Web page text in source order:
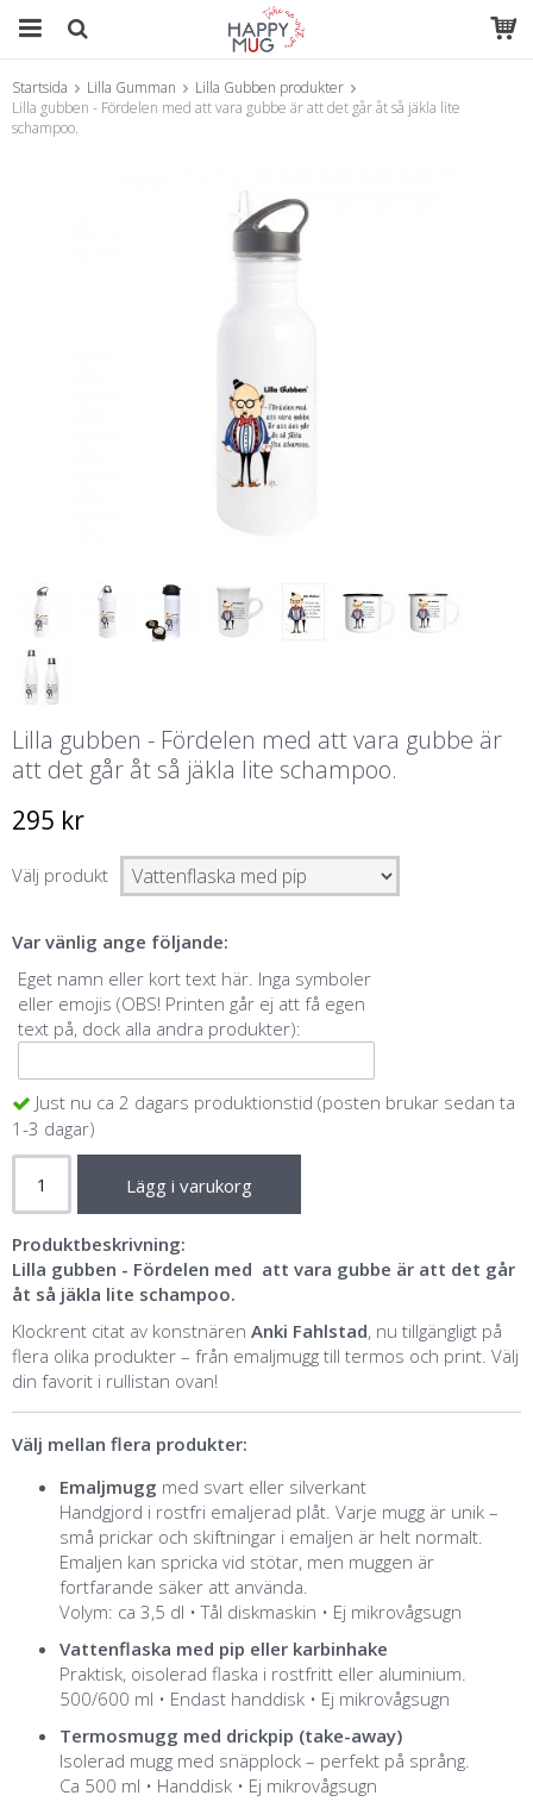
Produkten har blivit tillagd i varukorgen
Startsida Lilla Gumman
Lilla Gubben produkter
Lilla gubben - Fördelen med att vara gubbe är att det går åt så jäkla lite
schampoo.
Lilla gubben - Fördelen med att vara gubbe är
att det går åt så jäkla lite schampoo.
295 kr
Välj produkt
Var vänlig ange följande:
Eget namn eller kort text här. Inga symboler
eller emojis (OBS! Printen går ej att få egen
text på, dock alla andra produkter):
Just nu ca 2 dagars produktionstid (posten brukar sedan ta
1-3 dagar)
Lägg i varukorg
Produktbeskrivning:
Lilla gubben - Fördelen med att vara gubbe är att det går
åt så jäkla lite schampoo.
Klockrent citat av konstnären Anki Fahlstad, nu tillgängligt på
flera olika produkter – från emaljmugg till termos och print. Välj
din favorit i rullistan ovan!
Välj mellan flera produkter:
Emaljmugg med svart eller silverkant
Handgjord i rostfri emaljerad plåt. Varje mugg är unik –
små prickar och skiftningar i emaljen är helt normalt.
Emaljen kan spricka vid stötar, men muggen är
fortfarande säker att använda.
Volym: ca 3,5 dl • Tål diskmaskin • Ej mikrovågsugn
Vattenflaska med pip eller karbinhake
Praktisk, oisolerad flaska i rostfritt eller aluminium.
500/600 ml • Endast handdisk • Ej mikrovågsugn
Termosmugg med drickpip (take-away)
Isolerad mugg med snäpplock – perfekt på språng.
Ca 500 ml • Handdisk • Ej mikrovågsugn